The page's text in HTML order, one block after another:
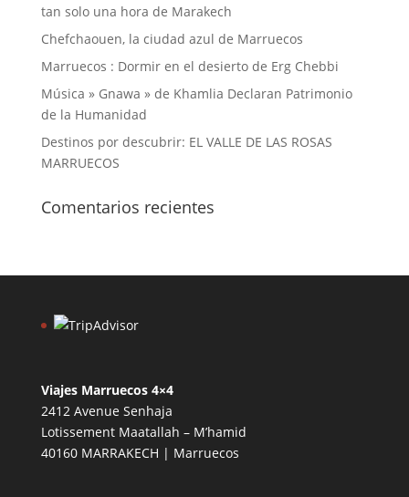
tan solo una hora de Marakech
Chefchaouen, la ciudad azul de Marruecos
Marruecos : Dormir en el desierto de Erg Chebbi
Música » Gnawa » de Khamlia Declaran Patrimonio
de la Humanidad
Destinos por descubrir: EL VALLE DE LAS ROSAS
MARRUECOS
Comentarios recientes
Viajes Marruecos 4×4
2412 Avenue Senhaja
Lotissement Maatallah – M’hamid
40160 MARRAKECH | Marruecos